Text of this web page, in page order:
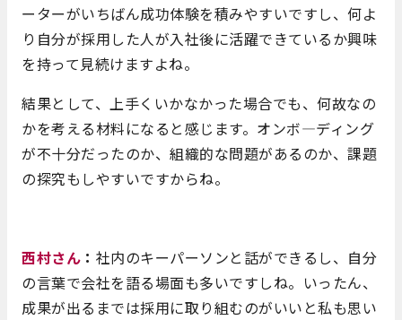
ーターがいちばん成功体験を積みやすいですし、何よ
り自分が採用した人が入社後に活躍できているか興味
を持って見続けますよね。
結果として、上手くいかなかった場合でも、何故なの
かを考える材料になると感じます。オンボ―ディング
が不十分だったのか、組織的な問題があるのか、課題
の探究もしやすいですからね。
西村さん ： 社内のキーパーソンと話ができるし、自分
の言葉で会社を語る場面も多いですしね。いったん、
成果が出るまでは採用に取り組むのがいいと私も思い